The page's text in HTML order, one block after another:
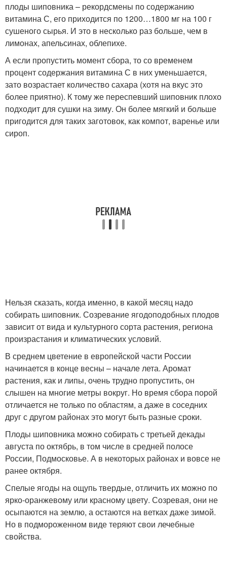
плоды шиповника – рекордсмены по содержанию
витамина С, его приходится по 1200…1800 мг на 100 г
сушеного сырья. И это в несколько раз больше, чем в
лимонах, апельсинах, облепихе.
А если пропустить момент сбора, то со временем
процент содержания витамина С в них уменьшается,
зато возрастает количество сахара (хотя на вкус это
более приятно). К тому же переспевший шиповник плохо
подходит для сушки на зиму. Он более мягкий и больше
пригодится для таких заготовок, как компот, варенье или
сироп.
Нельзя сказать, когда именно, в какой месяц надо
собирать шиповник. Созревание ягодоподобных плодов
зависит от вида и культурного сорта растения, региона
произрастания и климатических условий.
В среднем цветение в европейской части России
начинается в конце весны – начале лета. Аромат
растения, как и липы, очень трудно пропустить, он
слышен на многие метры вокруг. Но время сбора порой
отличается не только по областям, а даже в соседних
друг с другом районах это могут быть разные сроки.
Плоды шиповника можно собирать с третьей декады
августа по октябрь, в том числе в средней полосе
России, Подмосковье. А в некоторых районах и вовсе не
ранее октября.
Спелые ягоды на ощупь твердые, отличить их можно по
ярко-оранжевому или красному цвету. Созревая, они не
осыпаются на землю, а остаются на ветках даже зимой.
Но в подмороженном виде теряют свои лечебные
свойства.